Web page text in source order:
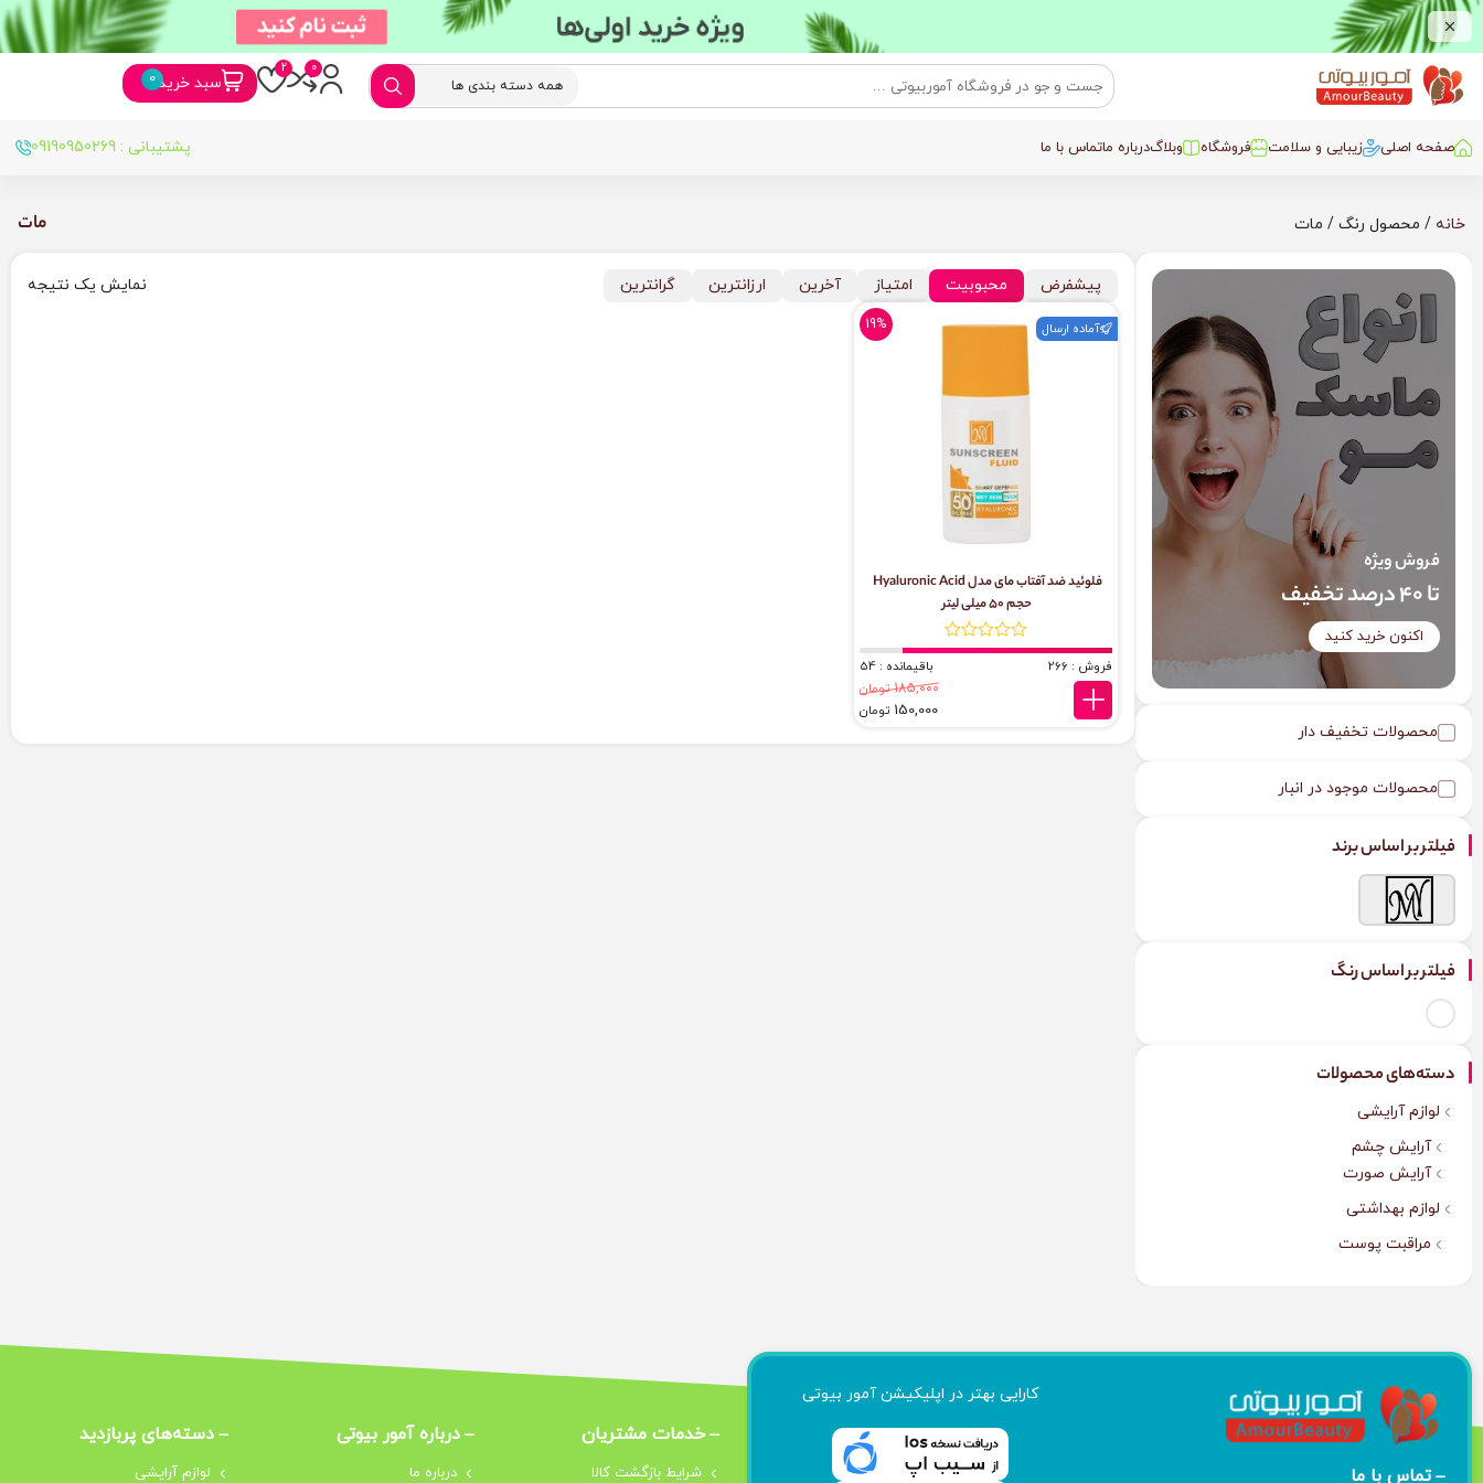
سبد خرید
صفحه اصلی زیبایی و سلامت فروشگاه وبلاگدرباره ماتماس با ما پشتیبانی : 09190950269
خانه / محصول رنگ / مات مات
فروش ویژه
تا 40 درصد تخفیف
اکنون خرید کنید
محصولات تخفیف دار
محصولات موجود در انبار
فیلتر بر اساس برند
فیلتر بر اساس رنگ
دسته‌های محصولات
لوازم آرایشی
آرایش چشم
آرایش صورت
لوازم بهداشتی
مراقبت پوست
نمایش یک نتیجه پیشفرض محبوبیت امتیاز آخرین ارزانترین گرانترین
آماده ارسال 19%
فلوئید ضد آفتاب مای مدل Hyaluronic Acid
حجم 50 میلی لیتر
فروش : 266
باقیمانده : 54
185,000 تومان
150,000 تومان
تماس با ما
کارایی بهتر در اپلیکیشن آمور بیوتی
خدمات مشتریان
شرایط بازگشت کالا
درباره‌ آمور بیوتی
درباره‌ ما
دسته‌های پربازدید
لوازم آرایشی